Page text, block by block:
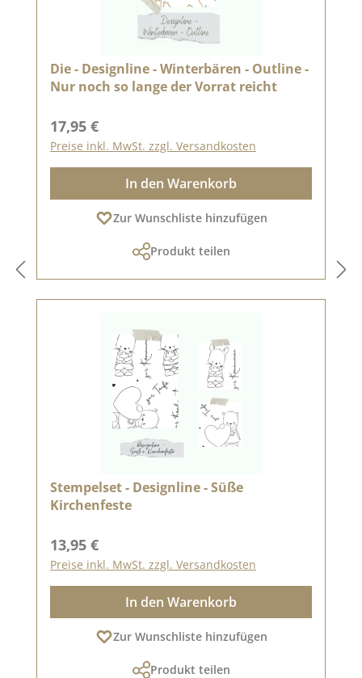
Die - Designline - Winterbären - Outline -
Nur noch so lange der Vorrat reicht
Regulärer Preis:
17,95 €
Preise inkl. MwSt. zzgl. Versandkosten
In den Warenkorb
Zur Wunschliste hinzufügen
Produkt teilen
Stempelset - Designline - Süße
Kirchenfeste
Regulärer Preis:
13,95 €
Preise inkl. MwSt. zzgl. Versandkosten
In den Warenkorb
Zur Wunschliste hinzufügen
Produkt teilen